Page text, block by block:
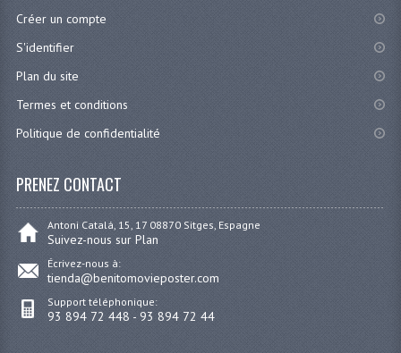
Créer un compte
S'identifier
Plan du site
Termes et conditions
Politique de confidentialité
PRENEZ CONTACT
Antoni Catalá, 15, 17 08870 Sitges, Espagne
Suivez-nous sur Plan
Écrivez-nous à:
tienda@benitomovieposter.com
Support téléphonique:
93 894 72 448 - 93 894 72 44